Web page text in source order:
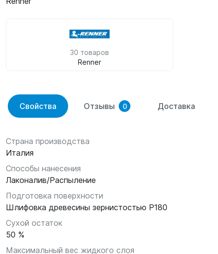
30 товаров
Renner
Свойства Отзывы 0 Доставка
Страна производства
Италия
Способы нанесения
Лаконалив/Распыление
Подготовка поверхности
Шлифовка древесины зернистостью Р180
Сухой остаток
50 %
Максимальный вес жидкого слоя